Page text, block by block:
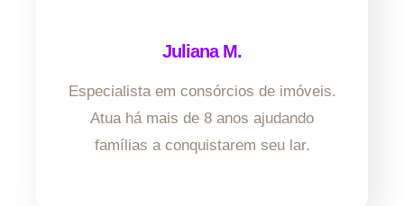
Juliana M.
Especialista em consórcios de imóveis.
Atua há mais de 8 anos ajudando
famílias a conquistarem seu lar.